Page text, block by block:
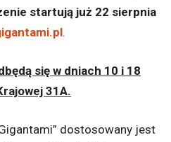
startują już 22 sierpnia
.
się w dniach 10 i 18
31A.
dostosowany jest